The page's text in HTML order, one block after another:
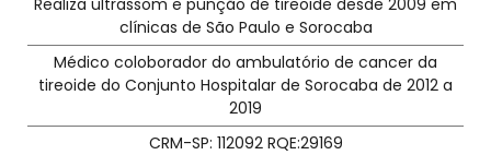
clínicas de São Paulo e Sorocaba
Médico coloborador do ambulatório de cancer da
tireoide do Conjunto Hospitalar de Sorocaba de 2012 a
2019
CRM-SP: 112092 RQE:29169